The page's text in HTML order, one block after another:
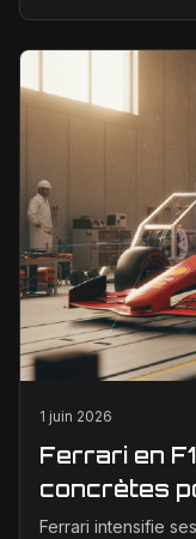
1 juin 2026
Ferrari en
concrètes
technique
Ferrari intensifie